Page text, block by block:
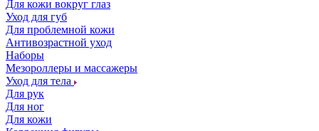
Для кожи вокруг глаз
Уход для губ
Для проблемной кожи
Антивозрастной уход
Наборы
Мезороллеры и массажеры
Уход для тела
Для рук
Для ног
Для кожи